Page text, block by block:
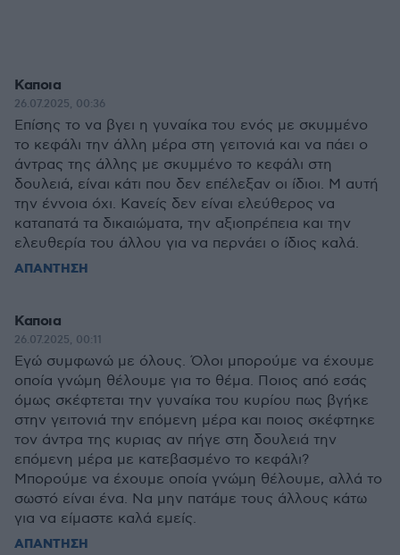
Καποια
26.07.2025, 00:36
Επίσης το να βγει η γυναίκα του ενός με σκυμμένο
το κεφάλι την άλλη μέρα στη γειτονιά και να πάει ο
άντρας της άλλης με σκυμμένο το κεφάλι στη
δουλειά, είναι κάτι που δεν επέλεξαν οι ίδιοι. Μ αυτή
την έννοια όχι. Κανείς δεν είναι ελεύθερος να
καταπατά τα δικαιώματα, την αξιοπρέπεια και την
ελευθερία του άλλου για να περνάει ο ίδιος καλά.
ΑΠΑΝΤΗΣΗ
Καποια
26.07.2025, 00:11
Εγώ συμφωνώ με όλους. Όλοι μπορούμε να έχουμε
οποία γνώμη θέλουμε για το θέμα. Ποιος από εσάς
όμως σκέφτεται την γυναίκα του κυρίου πως βγήκε
στην γειτονιά την επόμενη μέρα και ποιος σκέφτηκε
τον άντρα της κυριας αν πήγε στη δουλειά την
επόμενη μέρα με κατεβασμένο το κεφάλι?
Μπορούμε να έχουμε οποία γνώμη θέλουμε, αλλά το
σωστό είναι ένα. Να μην πατάμε τους άλλους κάτω
για να είμαστε καλά εμείς.
ΑΠΑΝΤΗΣΗ